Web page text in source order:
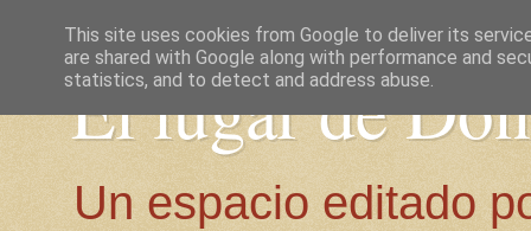
El lugar de
Un espacio editado
This site uses cookies from Google to deliver its
are shared with Google along with performance and
statistics, and to detect and address abuse.